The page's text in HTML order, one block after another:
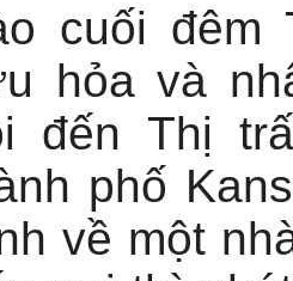
cuối đêm
hỏa và
đến Thị
phố
về một